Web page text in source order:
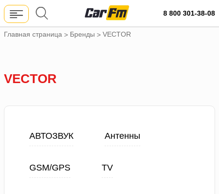
8 800 301-38-08
Главная страница > Бренды > VECTOR
VECTOR
АВТОЗВУК Антенны
GSM/GPS TV